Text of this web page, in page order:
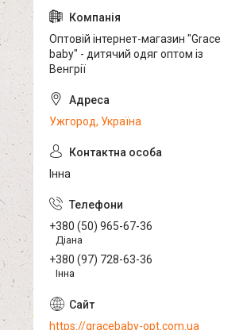
Оптовій інтернет-магазин "Grace
baby" - дитячий одяг оптом із
Венгрії
Ужгород, Україна
Інна
+380 (50) 965-67-36
Діана
+380 (97) 728-63-36
Інна
https://gracebaby-opt.com.ua